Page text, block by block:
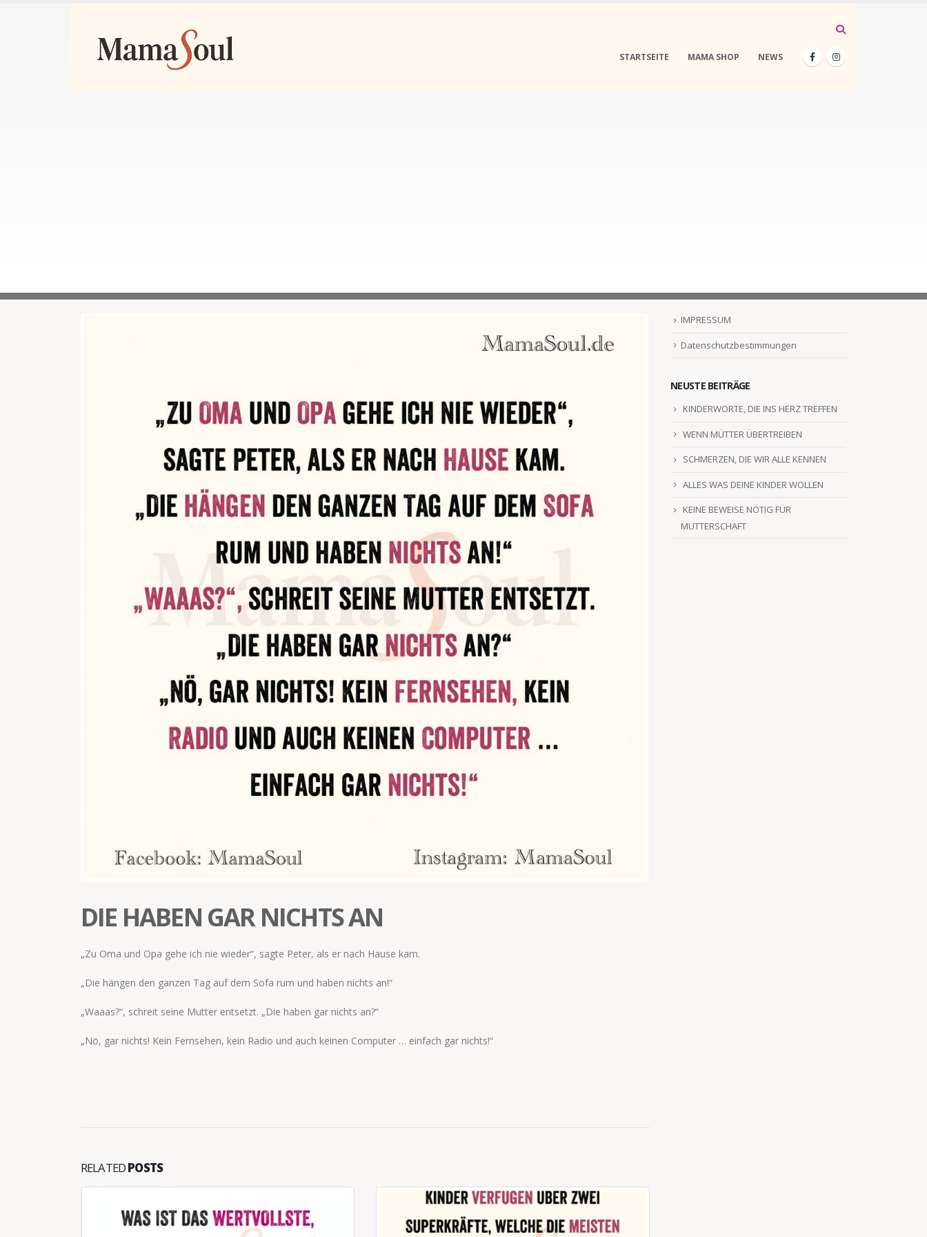
STARTSEITE MAMA SHOP NEWS
DIE HABEN GAR NICHTS AN
„Zu Oma und Opa gehe ich nie wieder“, sagte Peter, als er nach Hause kam.
„Die hängen den ganzen Tag auf dem Sofa rum und haben nichts an!“
„Waaas?“, schreit seine Mutter entsetzt. „Die haben gar nichts an?“
„Nö, gar nichts! Kein Fernsehen, kein Radio und auch keinen Computer … einfach gar nichts!“
RELATEDPOSTS
IMPRESSUM
Datenschutzbestimmungen
NEUSTE BEITRÄGE
KINDERWORTE, DIE INS HERZ TREFFEN
WENN MÜTTER ÜBERTREIBEN
SCHMERZEN, DIE WIR ALLE KENNEN
ALLES WAS DEINE KINDER WOLLEN
KEINE BEWEISE NÖTIG FÜR
MUTTERSCHAFT